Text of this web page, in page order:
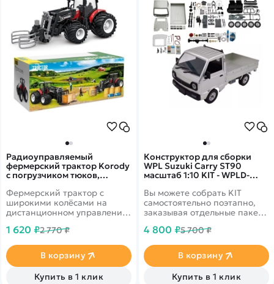
Радиоуправляемый
фермерский трактор Korody
с погрузчиком тюков,
6CH RTR - KR6634K
Фермерский трактор с
широкими колёсами на
дистанционном управлении
масштабе 1/24. В комплекте
1 620 ₽2 770 ₽
В корзину
Купить в 1 клик
Конструктор для сборки
WPL Suzuki Carry ST90
масштаб 1:10 KIT - WPLD-
Вы можете собрать KIT
самостоятельно поэтапно,
заказывая отдельные пакеты
Вас уже есть двигатель или
может быть несколько
вариантов модели с разным
кузовом. Цветовая гамма
модельной сетки WPL Suzuki
4 800 ₽5 700 ₽
В корзину
Купить в 1 клик